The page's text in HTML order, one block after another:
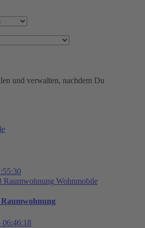
und verwalten, nachdem Du
Wohnmobile
06:46:18